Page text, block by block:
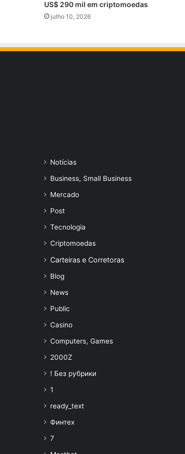
US$ 290 mil em criptomoedas
julho 10, 2026
Notícias
Business, Small Business
Mercado
Post
Tecnologia
Criptomoedas
Carteiras e Corretoras
Blog
News
Public
Casino
Computers, Games
2000Z
! Без рубрики
1
ready_text
Финтех
7